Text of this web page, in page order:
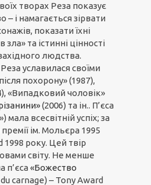
творах Реза показує
– і намагається зірвати
показати їхні
та істинні цінності
людства.
уславилася своїми
похорону» (1987),
«Випадковий чоловік»
(2006) та ін.. П’єса
всесвітній успіх; за
ім. Мольєра 1995
1998 року. Цей твір
світу. Не менше
п’єса «Божество
carnage) – Tony Award